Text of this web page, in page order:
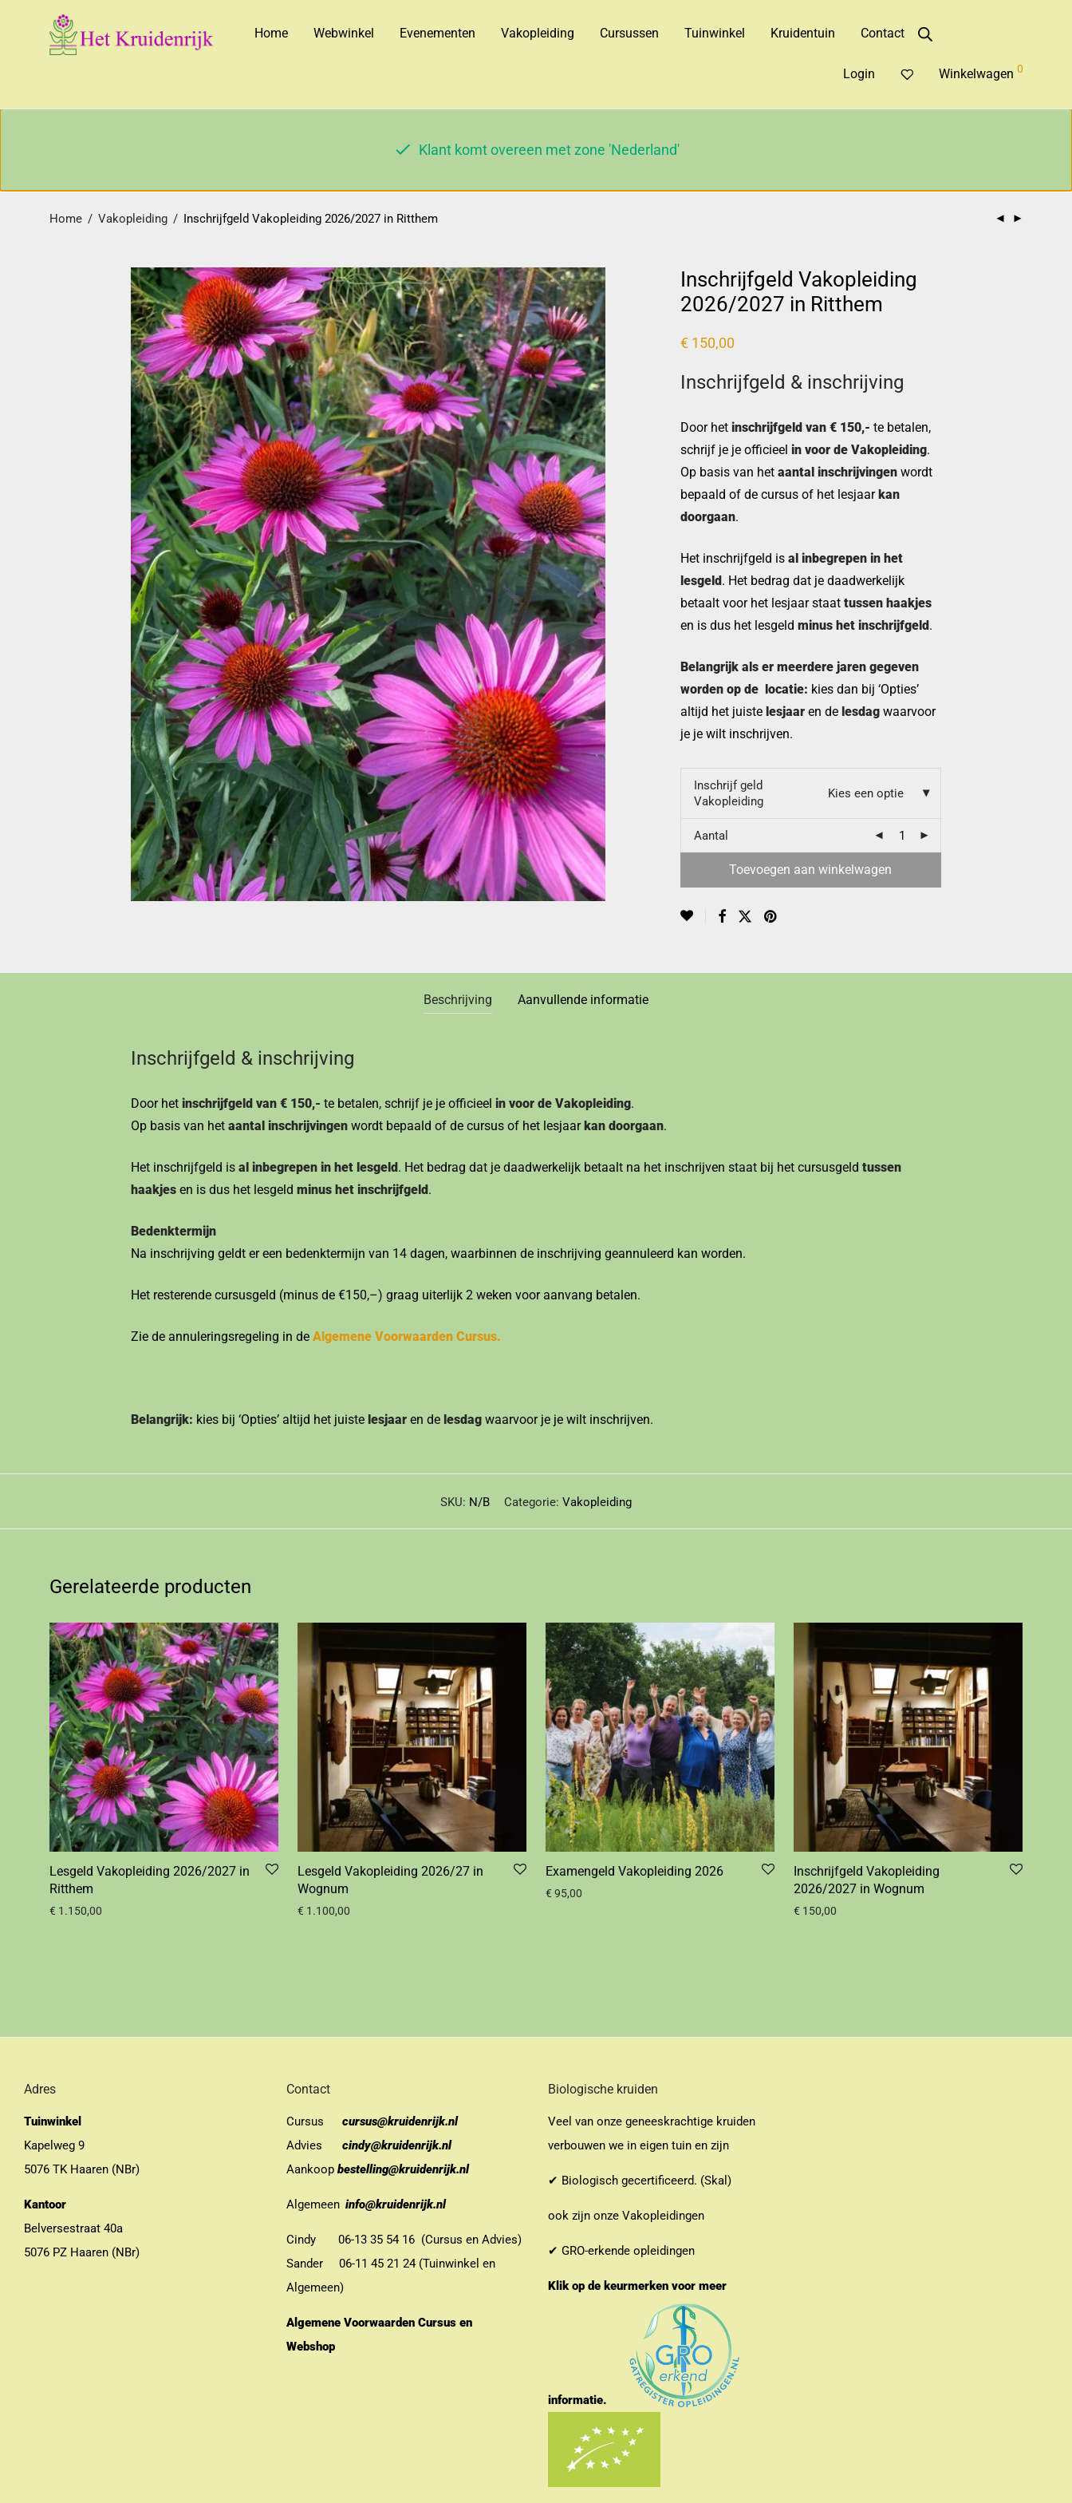
Home Webwinkel Evenementen Vakopleiding Cursussen Tuinwinkel Kruidentuin Contact
Login Winkelwagen 0
Klant komt overeen met zone 'Nederland'
Home / Vakopleiding / Inschrijfgeld Vakopleiding 2026/2027 in Ritthem
Inschrijfgeld Vakopleiding
2026/2027 in Ritthem
€150,00
Inschrijfgeld & inschrijving
Door het inschrijfgeld van € 150,- te betalen,
schrijf je je officieel in voor de Vakopleiding.
Op basis van het aantal inschrijvingenwordt
bepaald of de cursus of het lesjaar kan
doorgaan.
Het inschrijfgeld is al inbegrepen in het
lesgeld . Het bedrag dat je daadwerkelijk
betaalt voor het lesjaar staat tussen haakjes
en is dus het lesgeld minus het inschrijfgeld .
Belangrijk als er meerdere jaren gegeven
worden op de locatie: kies dan bij ‘Opties’
altijd het juiste lesjaaren de lesdagwaarvoor
je je wilt inschrijven.
Inschrijf geld
Vakopleiding
Kies een optie
Aantal
Toevoegen aan winkelwagen
Beschrijving Aanvullende informatie
Inschrijfgeld & inschrijving
Door het inschrijfgeld van € 150,- te betalen, schrijf je je officieel in voor de Vakopleiding.
Op basis van het aantal inschrijvingen wordt bepaald of de cursus of het lesjaar kan doorgaan.
Het inschrijfgeld is al inbegrepen in het lesgeld . Het bedrag dat je daadwerkelijk betaalt na het inschrijven staat bij het cursusgeld tussen
haakjes en is dus het lesgeld minus het inschrijfgeld .
Bedenktermijn
Na inschrijving geldt er een bedenktermijn van 14 dagen, waarbinnen de inschrijving geannuleerd kan worden.
Het resterende cursusgeld (minus de €150,–) graag uiterlijk 2 weken voor aanvang betalen.
Zie de annuleringsregeling in de Algemene Voorwaarden Cursus.
Belangrijk: kies bij ‘Opties’ altijd het juiste lesjaar en de lesdag waarvoor je je wilt inschrijven.
SKU: N/B Categorie: Vakopleiding
Gerelateerde producten
Lesgeld Vakopleiding 2026/2027 in
Ritthem
€ 1.150,00
Lesgeld Vakopleiding 2026/27 in
Wognum
€ 1.100,00
Examengeld Vakopleiding 2026
€ 95,00
Inschrijfgeld Vakopleiding
2026/2027 in Wognum
€ 150,00
Adres
Tuinwinkel
Kapelweg 9
5076 TK Haaren (NBr)
Kantoor
Belversestraat 40a
5076 PZ Haaren (NBr)
Contact
Cursus
cursus@kruidenrijk.nl
Advies
cindy@kruidenrijk.nl
Aankoop bestelling@kruidenrijk.nl
Algemeen info@kruidenrijk.nl
Cindy 06-13 35 54 16 (Cursus en Advies)
Sander 06-11 45 21 24 (Tuinwinkel en
Algemeen)
Algemene Voorwaarden Cursus en
Webshop
Biologische kruiden
Veel van onze geneeskrachtige kruiden
verbouwen we in eigen tuin en zijn
✔ Biologisch gecertificeerd. (Skal)
ook zijn onze Vakopleidingen
✔ GRO-erkende opleidingen
Klik op de keurmerken voor meer
informatie.